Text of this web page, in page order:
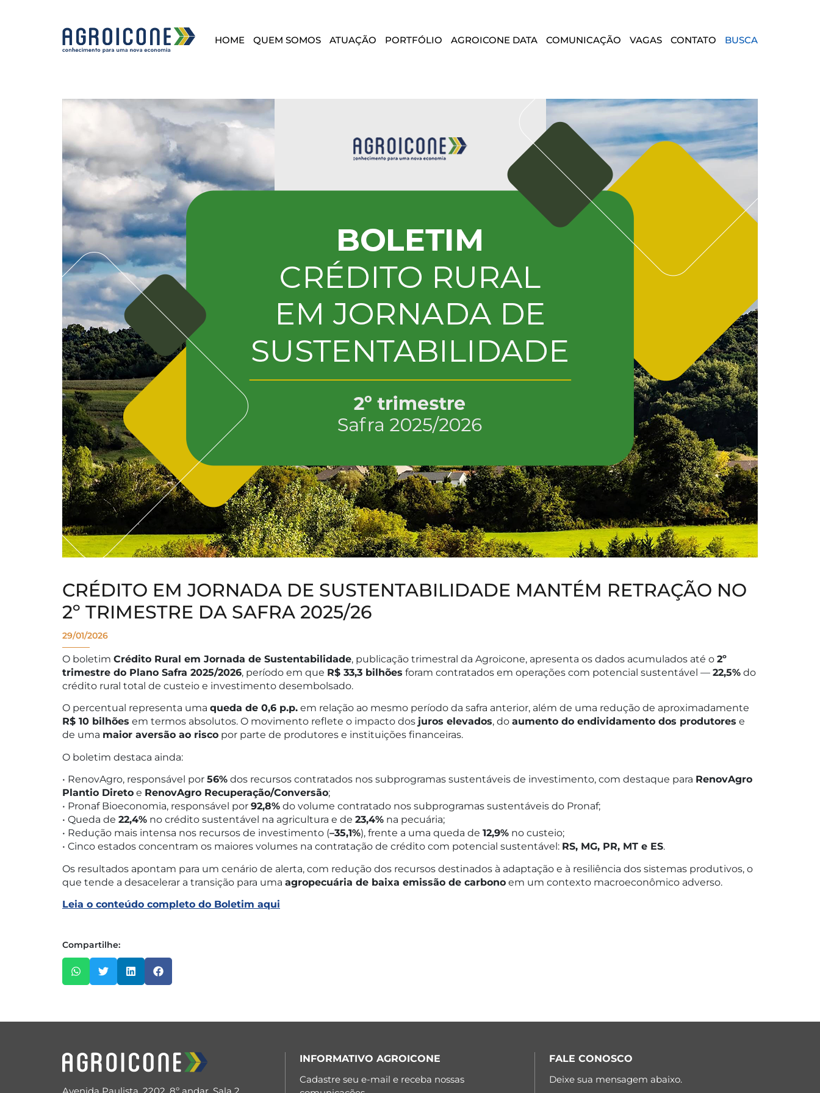
HOME QUEM SOMOS ATUAÇÃO PORTFÓLIO AGROICONE DATA COMUNICAÇÃO VAGAS CONTATO BUSCA
CRÉDITO EM JORNADA DE SUSTENTABILIDADE MANTÉM RETRAÇÃO NO
2º TRIMESTRE DA SAFRA 2025/26
29/01/2026
O boletim Crédito Rural em Jornada de Sustentabilidade, publicação trimestral da Agroicone, apresenta os dados acumulados até o 2º
trimestre do Plano Safra 2025/2026, período em que R$ 33,3 bilhões foram contratados em operações com potencial sustentável — 22,5% do
crédito rural total de custeio e investimento desembolsado.
O percentual representa uma queda de 0,6 p.p. em relação ao mesmo período da safra anterior, além de uma redução de aproximadamente
R$ 10 bilhões em termos absolutos. O movimento reflete o impacto dos juros elevados, do aumento do endividamento dos produtores e
de uma maior aversão ao risco por parte de produtores e instituições financeiras.
O boletim destaca ainda:
• RenovAgro, responsável por 56% dos recursos contratados nos subprogramas sustentáveis de investimento, com destaque para RenovAgro
Plantio Direto e RenovAgro Recuperação/Conversão;
• Pronaf Bioeconomia, responsável por 92,8% do volume contratado nos subprogramas sustentáveis do Pronaf;
• Queda de 22,4% no crédito sustentável na agricultura e de 23,4% na pecuária;
• Redução mais intensa nos recursos de investimento (–35,1%), frente a uma queda de 12,9% no custeio;
• Cinco estados concentram os maiores volumes na contratação de crédito com potencial sustentável: RS, MG, PR, MT e ES.
Os resultados apontam para um cenário de alerta, com redução dos recursos destinados à adaptação e à resiliência dos sistemas produtivos, o
que tende a desacelerar a transição para uma agropecuária de baixa emissão de carbono em um contexto macroeconômico adverso.
Leia o conteúdo completo do Boletim aqui
Compartilhe:
Avenida Paulista, 2202, 8º andar, Sala 2
INFORMATIVO AGROICONE
Cadastre seu e-mail e receba nossas
FALE CONOSCO
Deixe sua mensagem abaixo.